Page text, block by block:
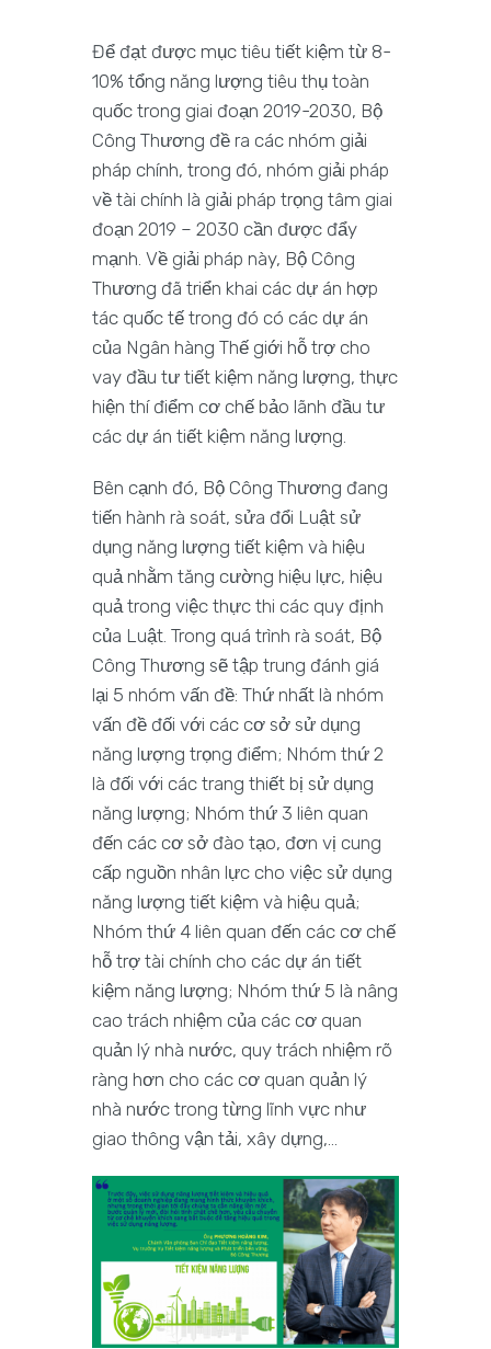
Để đạt được mục tiêu tiết kiệm từ 8-
10% tổng năng lượng tiêu thụ toàn
quốc trong giai đoạn 2019-2030, Bộ
Công Thương đề ra các nhóm giải
pháp chính, trong đó, nhóm giải pháp
về tài chính là giải pháp trọng tâm giai
đoạn 2019 – 2030 cần được đẩy
mạnh. Về giải pháp này, Bộ Công
Thương đã triển khai các dự án hợp
tác quốc tế trong đó có các dự án
của Ngân hàng Thế giới hỗ trợ cho
vay đầu tư tiết kiệm năng lượng, thực
hiện thí điểm cơ chế bảo lãnh đầu tư
các dự án tiết kiệm năng lượng.
Bên cạnh đó, Bộ Công Thương đang
tiến hành rà soát, sửa đổi Luật sử
dụng năng lượng tiết kiệm và hiệu
quả nhằm tăng cường hiệu lực, hiệu
quả trong việc thực thi các quy định
của Luật. Trong quá trình rà soát, Bộ
Công Thương sẽ tập trung đánh giá
lại 5 nhóm vấn đề: Thứ nhất là nhóm
vấn đề đối với các cơ sở sử dụng
năng lượng trọng điểm; Nhóm thứ 2
là đối với các trang thiết bị sử dụng
năng lượng; Nhóm thứ 3 liên quan
đến các cơ sở đào tạo, đơn vị cung
cấp nguồn nhân lực cho việc sử dụng
năng lượng tiết kiệm và hiệu quả;
Nhóm thứ 4 liên quan đến các cơ chế
hỗ trợ tài chính cho các dự án tiết
kiệm năng lượng; Nhóm thứ 5 là nâng
cao trách nhiệm của các cơ quan
quản lý nhà nước, quy trách nhiệm rõ
ràng hơn cho các cơ quan quản lý
nhà nước trong từng lĩnh vực như
giao thông vận tải, xây dựng,…